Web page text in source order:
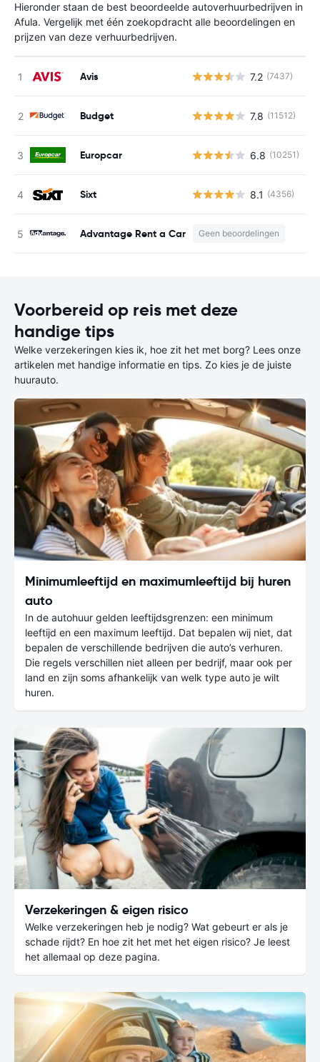
Hieronder staan de best beoordeelde autoverhuurbedrijven in
Afula. Vergelijk met één zoekopdracht alle beoordelingen en
prijzen van deze verhuurbedrijven.
Avis 7.2 (7437)
Budget 7.8 (11512)
Europcar 6.8 (10251)
Sixt 8.1 (4356)
Advantage Rent a Car Geen beoordelingen
Voorbereid op reis met deze
handige tips
Welke verzekeringen kies ik, hoe zit het met borg? Lees onze
artikelen met handige informatie en tips. Zo kies je de juiste
huurauto.
Minimumleeftijd en maximumleeftijd bij huren
auto
In de autohuur gelden leeftijdsgrenzen: een minimum
leeftijd en een maximum leeftijd. Dat bepalen wij niet, dat
bepalen de verschillende bedrijven die auto’s verhuren.
Die regels verschillen niet alleen per bedrijf, maar ook per
land en zijn soms afhankelijk van welk type auto je wilt
huren.
Verzekeringen & eigen risico
Welke verzekeringen heb je nodig? Wat gebeurt er als je
schade rijdt? En hoe zit het met het eigen risico? Je leest
het allemaal op deze pagina.